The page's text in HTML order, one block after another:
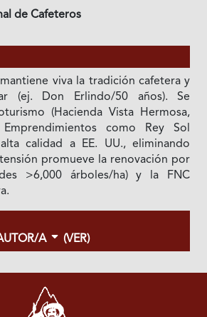
de Cafeteros
mantiene viva la tradición cafetera y
(ej. Don Erlindo/50 años). Se
(Hacienda Vista Hermosa,
Emprendimientos como Rey Sol
calidad a EE. UU., eliminando
promueve la renovación por
>6,000 árboles/ha) y la FNC
A (VER)